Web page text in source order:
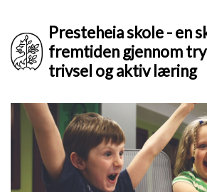
Presteheia skole - en
fremtiden gjennom
trivsel og aktiv læring